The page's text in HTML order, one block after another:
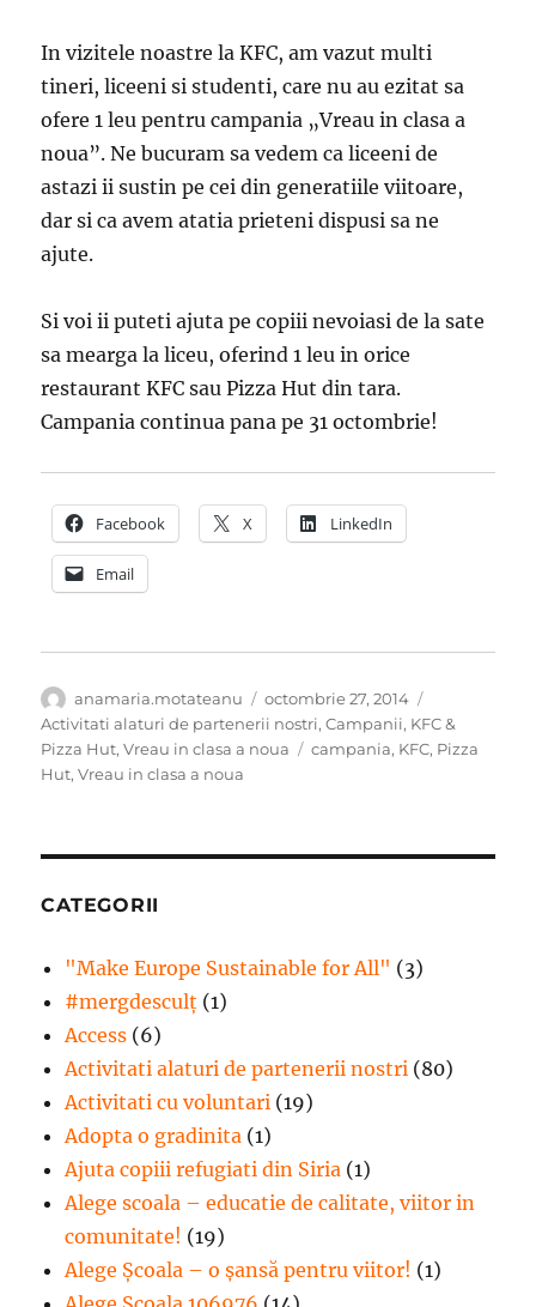
In vizitele noastre la KFC, am vazut multi
tineri, liceeni si studenti, care nu au ezitat sa
ofere 1 leu pentru campania „Vreau in clasa a
noua”. Ne bucuram sa vedem ca liceeni de
astazi ii sustin pe cei din generatiile viitoare,
dar si ca avem atatia prieteni dispusi sa ne
ajute.
Si voi ii puteti ajuta pe copiii nevoiasi de la sate
sa mearga la liceu, oferind 1 leu in orice
restaurant KFC sau Pizza Hut din tara.
Campania continua pana pe 31 octombrie!
Facebook X LinkedIn
Email
Autor
anamaria.motateanu
Publicat
pe
octombrie 27, 2014
Activitati alaturi de partenerii nostri,Campanii, KFC &
Pizza Hut,Vreau in clasa a noua Etichete
campania, KFC, Pizza
Hut,Vreau in clasa a noua
CATEGORII
"Make Europe Sustainable for All" (3)
#mergdesculţ (1)
Access (6)
Activitati alaturi de partenerii nostri (80)
Activitati cu voluntari (19)
Adopta o gradinita (1)
Ajuta copiii refugiati din Siria (1)
Alege scoala – educatie de calitate, viitor in
comunitate! (19)
Alege Şcoala – o şansă pentru viitor! (1)